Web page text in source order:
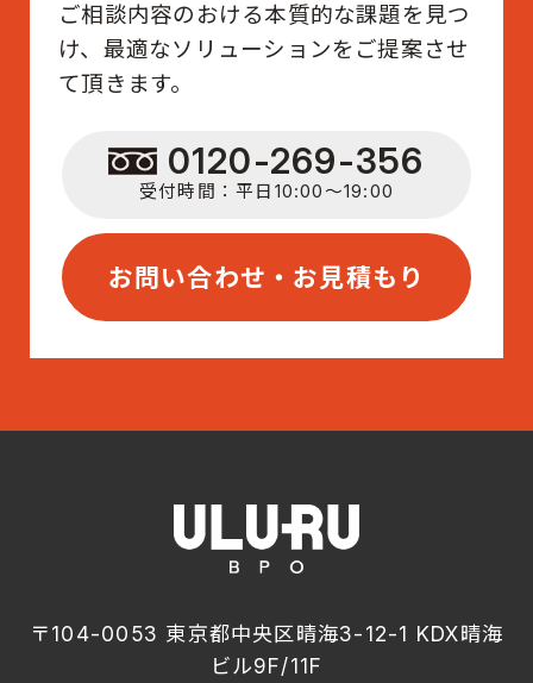
ご相談内容のおける本質的な課題を見つ
け、最適なソリューションをご提案させ
て頂きます。
0120-269-356
受付時間：平日10:00〜19:00
お問い合わせ・お見積もり
〒104-0053 東京都中央区晴海3-12-1 KDX晴海
ビル9F/11F